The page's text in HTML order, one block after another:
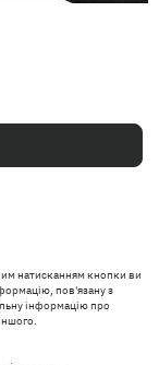
натисканням кнопки ви
пов'язану з
інформацію про